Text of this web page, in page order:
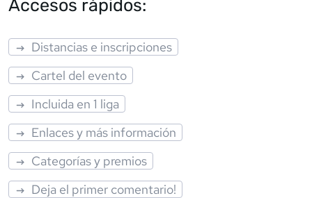
Accesos rápidos:
Distancias e inscripciones
Cartel del evento
Incluida en 1 liga
Enlaces y más información
Categorías y premios
Deja el primer comentario!